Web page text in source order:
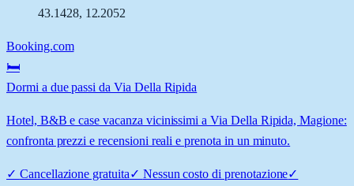
43.1428, 12.2052
Booking.com
🛏️
Dormi a due passi da Via Della Ripida
Hotel, B&B e case vacanza vicinissimi a Via Della Ripida, Magione:
confronta prezzi e recensioni reali e prenota in un minuto.
✓ Cancellazione gratuita✓ Nessun costo di prenotazione✓